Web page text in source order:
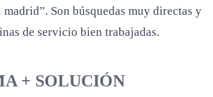
Son búsquedas muy directas y
de servicio bien trabajadas.
+ SOLUCIÓN